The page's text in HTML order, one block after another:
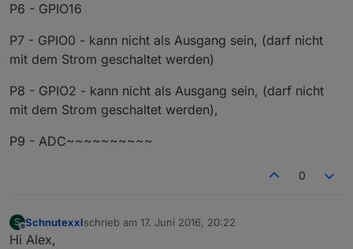
P6 - GPIO16
P7 - GPIO0 - kann nicht als Ausgang sein, (darf nicht
mit dem Strom geschaltet werden)
P8 - GPIO2 - kann nicht als Ausgang sein, (darf nicht
mit dem Strom geschaltet werden),
P9 - ADC~~~~~~~~~~
0
S
Offline
Schnutexxlschrieb am 17. Juni 2016, 20:22
zuletzt editiert von
Hi Alex,